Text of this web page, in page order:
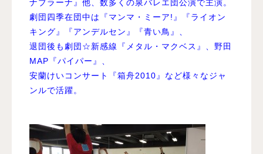
ナブラーナ』他、数多くの泉バレエ団公演で主演。
劇団四季在団中は『マンマ・ミーア!』『ライオン
キング』『アンデルセン』『青い鳥』、
退団後も劇団☆新感線『メタル・マクベス』、野田
MAP『パイパー』、
安蘭けいコンサート『箱舟2010』など様々なジャ
ンルで活躍。